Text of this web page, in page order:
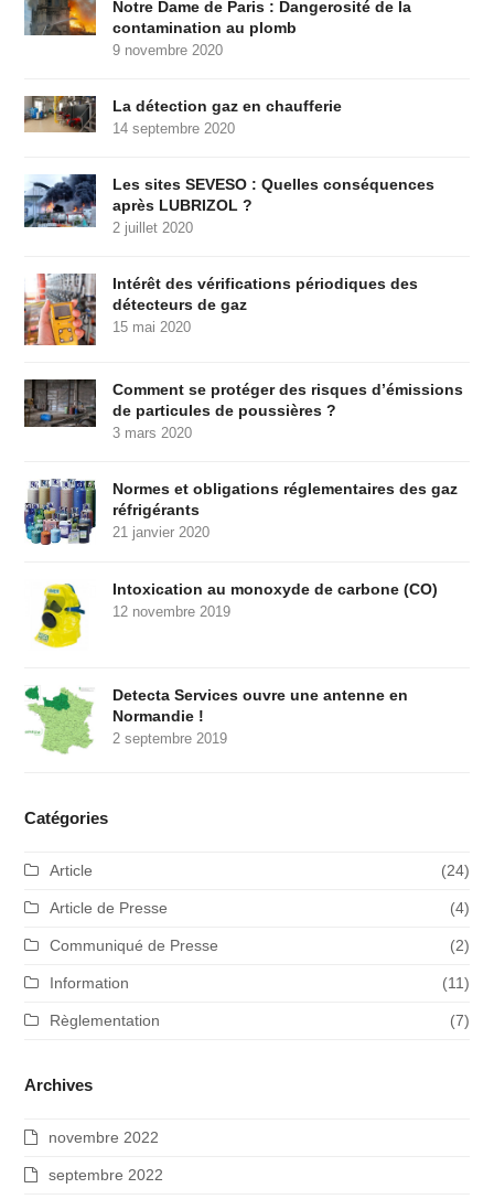
Notre Dame de Paris : Dangerosité de la
contamination au plomb
9 novembre 2020
La détection gaz en chaufferie
14 septembre 2020
Les sites SEVESO : Quelles conséquences
après LUBRIZOL ?
2 juillet 2020
Intérêt des vérifications périodiques des
détecteurs de gaz
15 mai 2020
Comment se protéger des risques d’émissions
de particules de poussières ?
3 mars 2020
Normes et obligations réglementaires des gaz
réfrigérants
21 janvier 2020
Intoxication au monoxyde de carbone (CO)
12 novembre 2019
Detecta Services ouvre une antenne en
Normandie !
2 septembre 2019
Catégories
Article (24)
Article de Presse (4)
Communiqué de Presse (2)
Information (11)
Règlementation (7)
Archives
novembre 2022
septembre 2022